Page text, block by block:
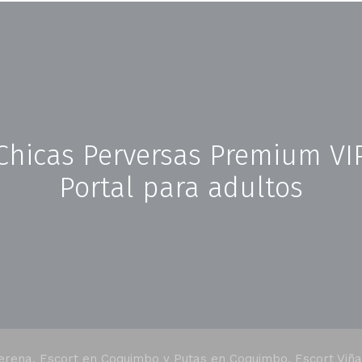
Perversas Premium
Portal para adultos
Escort en Coquimbo y Putas en Coquimbo, Escort